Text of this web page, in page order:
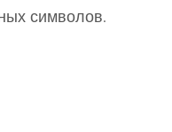
символов.